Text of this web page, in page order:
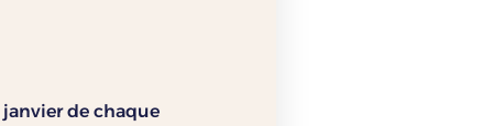
janvier de chaque